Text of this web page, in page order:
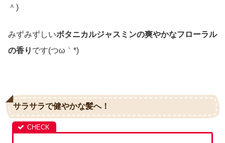
＾)
みずみずしいボタニカルジャスミンの爽やかなフローラル
の香り です(つω｀*)
サラサラで健やかな髪へ！